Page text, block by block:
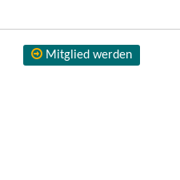
Mitglied werden